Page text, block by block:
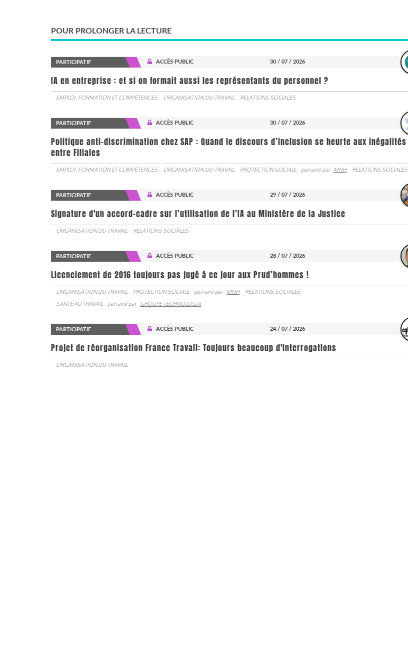
POUR PROLONGER LA LECTURE
PARTICIPATIF ACCÈS PUBLIC 30 / 07 / 2026
IA en entreprise : et si on formait aussi les représentants du personnel ?
EMPLOI, FORMATION ET COMPÉTENCES ORGANISATION DU TRAVAIL RELATIONS SOCIALES
PARTICIPATIF ACCÈS PUBLIC 30 / 07 / 2026
Politique anti-discrimination chez SAP : Quand le discours d’inclusion se heurte aux inégalités
entre Filiales
EMPLOI, FORMATION ET COMPÉTENCES ORGANISATION DU TRAVAIL PROTECTION SOCIALE parrainé par MNH RELATIONS SOCIALES
PARTICIPATIF ACCÈS PUBLIC 29 / 07 / 2026
Signature d'un accord-cadre sur l’utilisation de l’IA au Ministère de la Justice
ORGANISATION DU TRAVAIL RELATIONS SOCIALES
PARTICIPATIF ACCÈS PUBLIC 28 / 07 / 2026
Licenciement de 2016 toujours pas jugé à ce jour aux Prud’hommes !
ORGANISATION DU TRAVAIL PROTECTION SOCIALE parrainé par MNH
RELATIONS SOCIALES
SANTÉ AU TRAVAIL
parrainé par GROUPE TECHNOLOGIA
PARTICIPATIF ACCÈS PUBLIC 24 / 07 / 2026
Projet de réorganisation France Travail: Toujours beaucoup d'interrogations
ORGANISATION DU TRAVAIL